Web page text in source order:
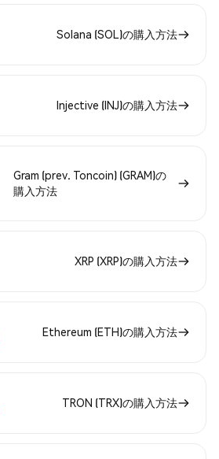
Solana (SOL)の購入方法
Injective (INJ)の購入方法
Gram (prev. Toncoin) (GRAM)の
購入方法
XRP (XRP)の購入方法
Ethereum (ETH)の購入方法
TRON (TRX)の購入方法